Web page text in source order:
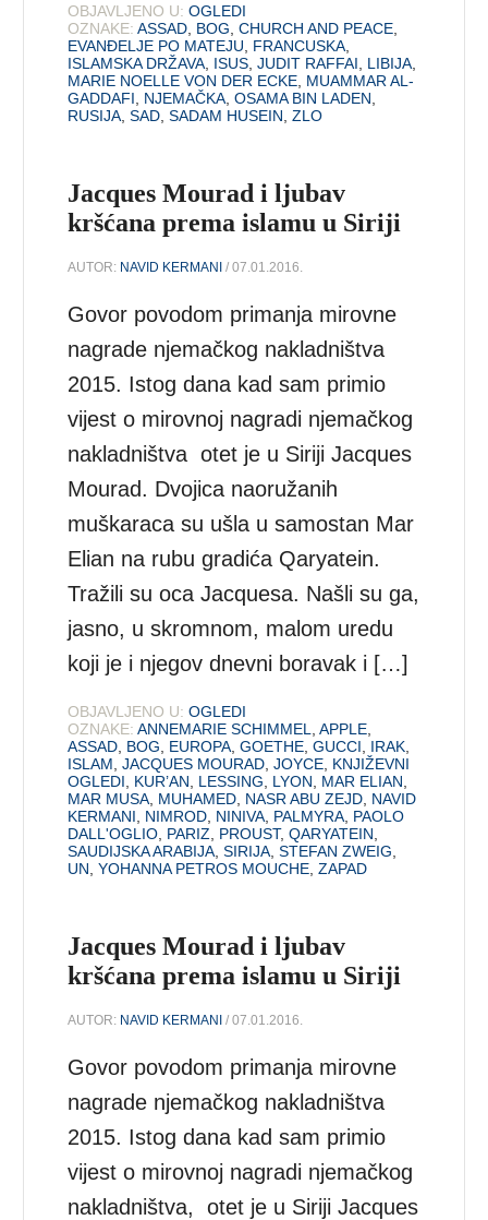
OBJAVLJENO U: OGLEDI
OZNAKE: ASSAD BOG ,CHURCH AND PEACE
EVANĐELJE PO MATEJU
FRANCUSKA
ISLAMSKA DRŽAVA ISUS ,JUDIT RAFFAI LIBIJA
MARIE NOELLE VON DER ECKE MUAMMAR AL-
GADDAFI
NJEMAČKA ,OSAMA BIN LADEN
RUSIJA ,SAD ,SADAM HUSEIN ,ZLO
Jacques Mourad i ljubav
kršćana prema islamu u Siriji
AUTOR: NAVID KERMANI / 07.01.2016.
Govor povodom primanja mirovne
nagrade njemačkog nakladništva
2015. Istog dana kad sam primio
vijest o mirovnoj nagradi njemačkog
nakladništva otet je u Siriji Jacques
Mourad. Dvojica naoružanih
muškaraca su ušla u samostan Mar
Elian na rubu gradića Qaryatein.
Tražili su oca Jacquesa. Našli su ga,
jasno, u skromnom, malom uredu
koji je i njegov dnevni boravak i […]
OBJAVLJENO U: OGLEDI
OZNAKE: ANNEMARIE SCHIMMEL ,APPLE
ASSAD BOG EUROPA ,GOETHE ,GUCCI IRAK
ISLAM ,JACQUES MOURAD ,JOYCE KNJIŽEVNI
OGLEDI
KUR’AN LESSING LYON MAR ELIAN
MAR MUSA MUHAMED NASR ABU ZEJD NAVID
KERMANI
NIMROD NINIVA PALMYRA PAOLO
DALL'OGLIO PARIZ PROUST,QARYATEIN
SAUDIJSKA ARABIJA ,SIRIJA ,STEFAN ZWEIG
UN ,YOHANNA PETROS MOUCHE ,ZAPAD
Jacques Mourad i ljubav
kršćana prema islamu u Siriji
AUTOR: NAVID KERMANI / 07.01.2016.
Govor povodom primanja mirovne
nagrade njemačkog nakladništva
2015. Istog dana kad sam primio
vijest o mirovnoj nagradi njemačkog
nakladništva, otet je u Siriji Jacques